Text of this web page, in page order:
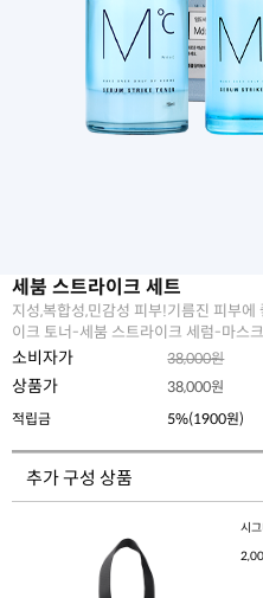
세붐 스트라이크 세트
지성,복합성,민감성 피부!기름진 피부
이크 토너-세붐 스트라이크 세럼-마스
소비자가 38,000원
상품가 38,000원
적립금
5%(1900원)
추가 구성 상품
시